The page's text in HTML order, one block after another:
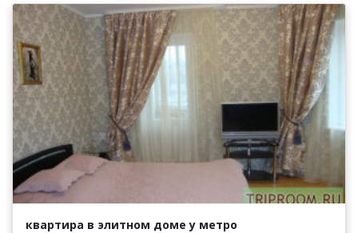
квартира в элитном доме у метро